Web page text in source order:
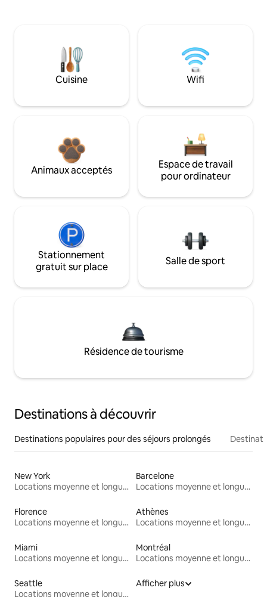
Cuisine Wifi
Animaux acceptés
Espace de travail
pour ordinateur
Stationnement
gratuit sur place
Salle de sport
Résidence de tourisme
Destinations à découvrir
Destinations populaires pour des séjours prolongés
New York
Locations moyenne et longue durée
Barcelone
Locations moyenne et longue durée
Florence
Locations moyenne et longue durée
Athènes
Locations moyenne et longue durée
Miami
Locations moyenne et longue durée
Montréal
Locations moyenne et longue durée
Seattle
Locations moyenne et longue durée
Afficher plus